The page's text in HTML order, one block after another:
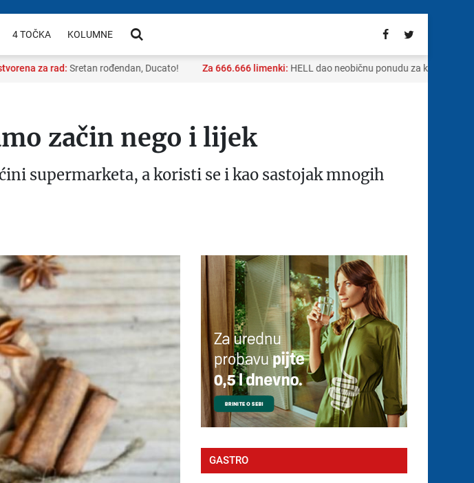
4 TOČKA KOLUMNE
za rad:Sretan rođendan, Ducato! Za 666.666 limenki:HELL dao neobičnu ponudu za kupovinu sela
začin nego i lijek
supermarketa, a koristi se i kao sastojak mnogih
GASTRO